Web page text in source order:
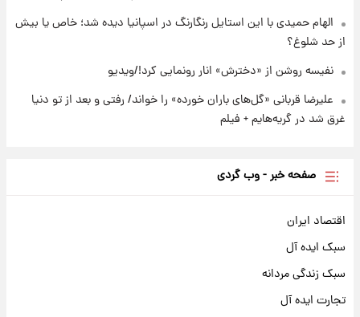
الهام حمیدی با این استایل رنگارنگ در اسپانیا دیده شد؛ خاص یا بیش
از حد شلوغ؟
نفیسه روشن از «دخترش» انار رونمایی کرد!/ویدیو
علیرضا قربانی «گل‌های باران خورده» را خواند/ رفتی و بعد از تو دنیا
غرق شد در گریه‌هایم + فیلم
صفحه خبر - وب گردی
اقتصاد ایران
سبک ایده آل
سبک زندگی مردانه
تجارت ایده آل